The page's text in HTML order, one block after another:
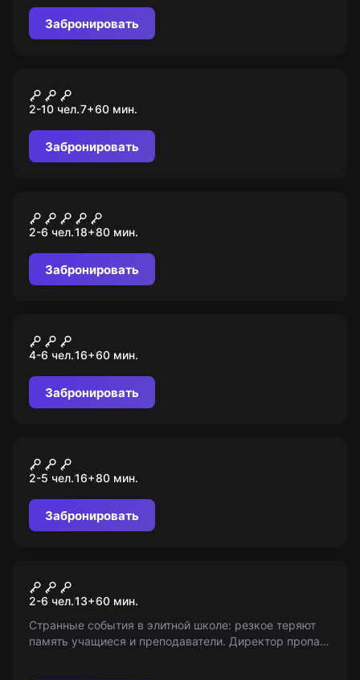
Забронировать
Гарри и шесть ключей
2-10 чел.7+60 мин.
Забронировать
Resident Evil
2-6 чел.18+80 мин.
Забронировать
Расплата
4-6 чел.16+60 мин.
Забронировать
Цирк дю Сатан
2-5 чел.16+80 мин.
Забронировать
Частная школа 2.0
2-6 чел.13+60 мин.
Странные события в элитной школе: резкое теряют
память учащиеся и преподаватели. Директор пропал